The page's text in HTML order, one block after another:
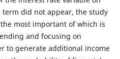
did not appear, the study
most important of which is
and focusing on
to generate additional income